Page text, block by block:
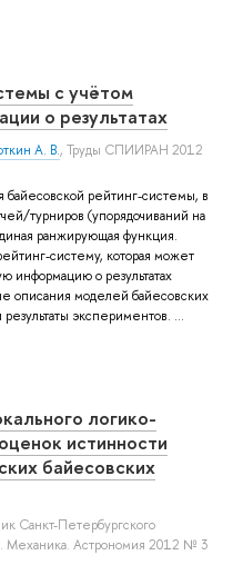
с учётом
о результатах
А. В., Труды СПИИРАН 2012
байесовской рейтинг-системы, в
турниров (упорядочиваний на
ранжирующая функция.
систему, которая может
информацию о результатах
описания моделей байесовских
экспериментов. ...
логико-
истинности
байесовских
Санкт-Петербургского
Механика. Астрономия 2012 № 3